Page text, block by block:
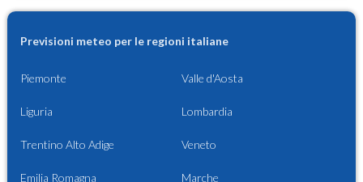
Previsioni meteo per le regioni italiane
Piemonte Valle d'Aosta
Liguria Lombardia
Trentino Alto Adige Veneto
Emilia Romagna Marche